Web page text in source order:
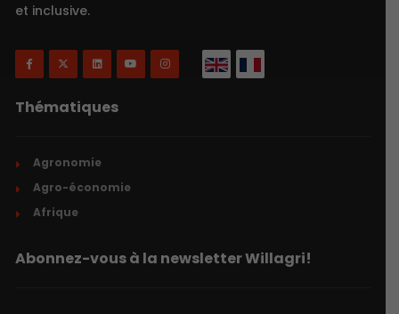
et inclusive.
Thématiques
Agronomie
Agro-économie
Afrique
Abonnez-vous à la newsletter Willagri!